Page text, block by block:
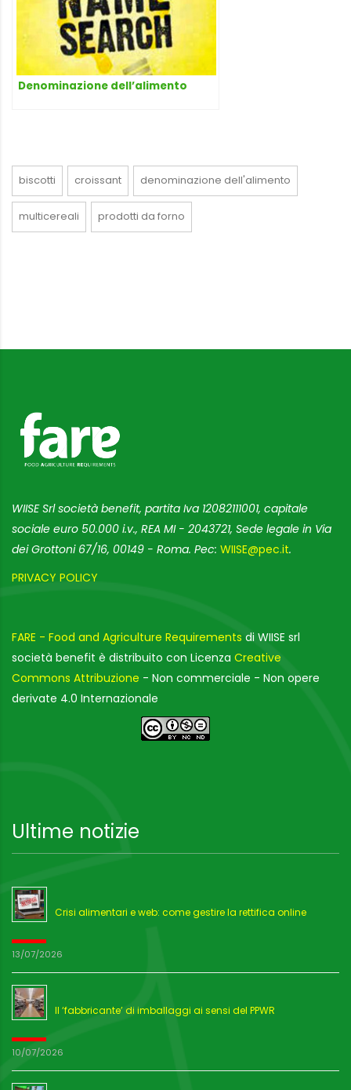
Denominazione dell’alimento
biscotti croissant denominazione dell'alimento
multicereali prodotti da forno
WIISE Srl società benefit, partita Iva 12082111001, capitale
sociale euro 50.000 i.v., REA MI - 2043721, Sede legale in Via
dei Grottoni 67/16, 00149 - Roma. Pec: WIISE@pec.it.
PRIVACY POLICY
FARE - Food and Agriculture Requirements di WIISE srl
società benefit è distribuito con Licenza Creative
Commons Attribuzione - Non commerciale - Non opere
derivate 4.0 Internazionale
Ultime notizie
Crisi alimentari e web: come gestire la rettifica online
13/07/2026
Il ‘fabbricante’ di imballaggi ai sensi del PPWR
10/07/2026